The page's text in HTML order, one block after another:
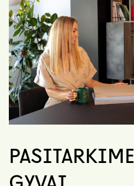
PASITARKIME